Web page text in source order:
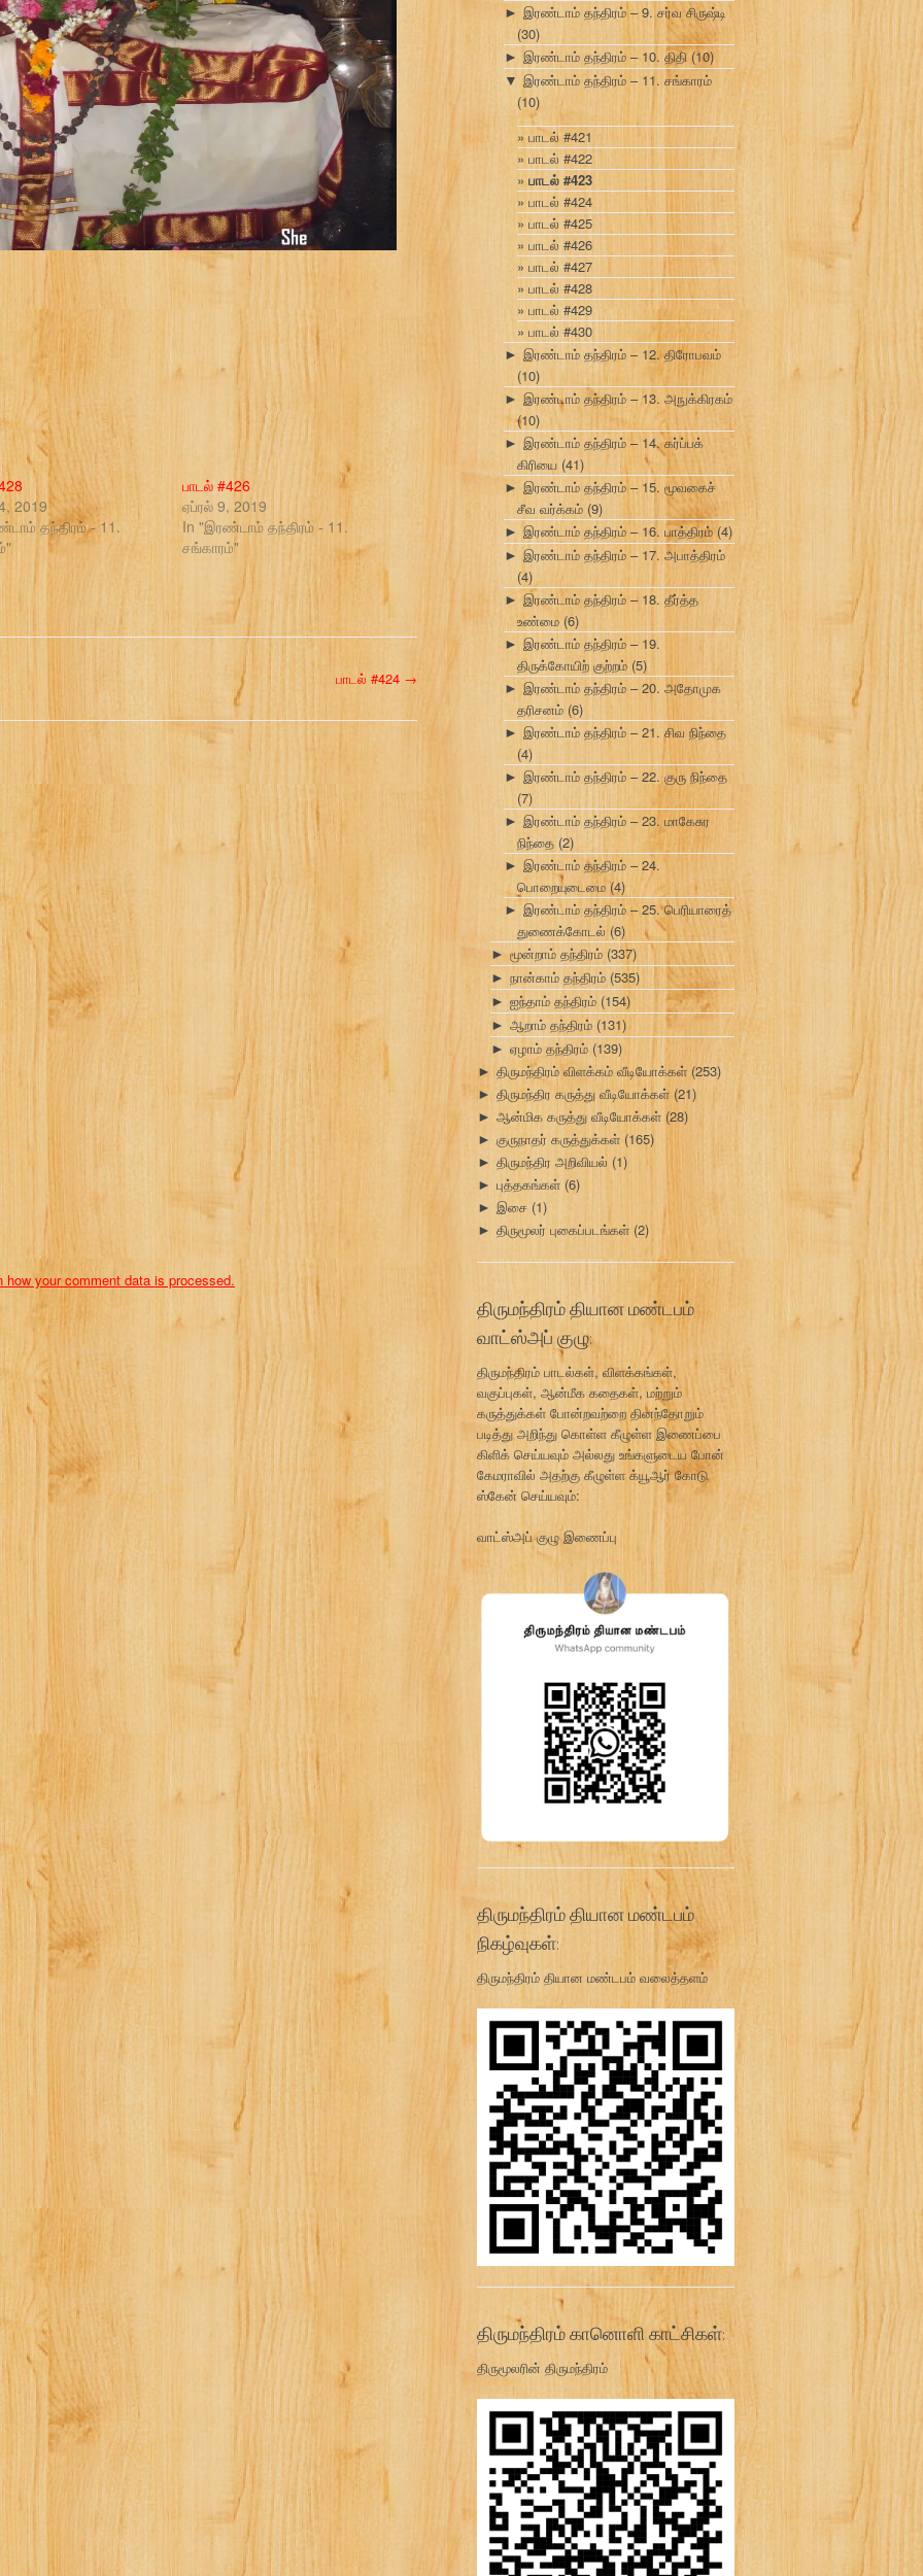
2019
தந்திரம் - 11.
பாடல் #426
ஏப்ரல் 9, 2019
In "இரண்டாம் தந்திரம் - 11.
சங்காரம்"
பாடல் #424 →
how your comment data is processed.
► இரண்டாம் தந்திரம் – 9. சர்வ சிருஷ்டி
(30)
► இரண்டாம் தந்திரம் – 10. திதி(10)
▼ இரண்டாம் தந்திரம் – 11. சங்காரம்
(10)
பாடல் #421
பாடல் #422
பாடல் #423
பாடல் #424
பாடல் #425
பாடல் #426
பாடல் #427
பாடல் #428
பாடல் #429
பாடல் #430
► இரண்டாம் தந்திரம் – 12. திரோபவம்
(10)
► இரண்டாம் தந்திரம் – 13. அநுக்கிரகம்
(10)
► இரண்டாம் தந்திரம் – 14. கர்ப்பக்
கிரியை (41)
► இரண்டாம் தந்திரம் – 15. மூவகைச்
சீவ வர்க்கம் (9)
► இரண்டாம் தந்திரம் – 16. பாத்திரம் (4)
► இரண்டாம் தந்திரம் – 17. அபாத்திரம்
(4)
► இரண்டாம் தந்திரம் – 18. தீர்த்த
உண்மை (6)
► இரண்டாம் தந்திரம் – 19.
திருக்கோயிற் குற்றம் (5)
► இரண்டாம் தந்திரம் – 20. அதோமுக
தரிசனம் (6)
► இரண்டாம் தந்திரம் – 21. சிவ நிந்தை
(4)
► இரண்டாம் தந்திரம் – 22. குரு நிந்தை
(7)
► இரண்டாம் தந்திரம் – 23. மாகேசுர
நிந்தை (2)
► இரண்டாம் தந்திரம் – 24.
பொறையுடைமை (4)
► இரண்டாம் தந்திரம் – 25. பெரியாரைத்
துணைக்கோடல் (6)
► மூன்றாம் தந்திரம் (337)
► நான்காம் தந்திரம் (535)
► ஐந்தாம் தந்திரம் (154)
► ஆறாம் தந்திரம் (131)
► ஏழாம் தந்திரம் (139)
► திருமந்திரம் விளக்கம் வீடியோக்கள் (253)
► திருமந்திர கருத்து வீடியோக்கள் (21)
► ஆன்மிக கருத்து வீடியோக்கள் (28)
► குருநாதர் கருத்துக்கள் (165)
► திருமந்திர அறிவியல் (1)
► புத்தகங்கள் (6)
► இசை (1)
► திருமூலர் புகைப்படங்கள் (2)
திருமந்திரம் தியான மண்டபம்
வாட்ஸ்அப் குழு:
திருமந்திரம் பாடல்கள், விளக்கங்கள்,
வகுப்புகள், ஆன்மீக கதைகள், மற்றும்
கருத்துக்கள் போன்றவற்றை தினந்தோறும்
படித்து அறிந்து கொள்ள கீழுள்ள இணைப்பை
கிளிக் செய்யவும் அல்லது உங்களுடைய போன்
கேமராவில் அதற்கு கீழுள்ள க்யூஆர் கோடு
ஸ்கேன் செய்யவும்:
வாட்ஸ்அப் குழு இணைப்பு
திருமந்திரம் தியான மண்டபம்
நிகழ்வுகள்:
திருமந்திரம் தியான மண்டபம் வலைத்தளம்
திருமந்திரம் கானொளி காட்சிகள்:
திருமூலரின் திருமந்திரம்